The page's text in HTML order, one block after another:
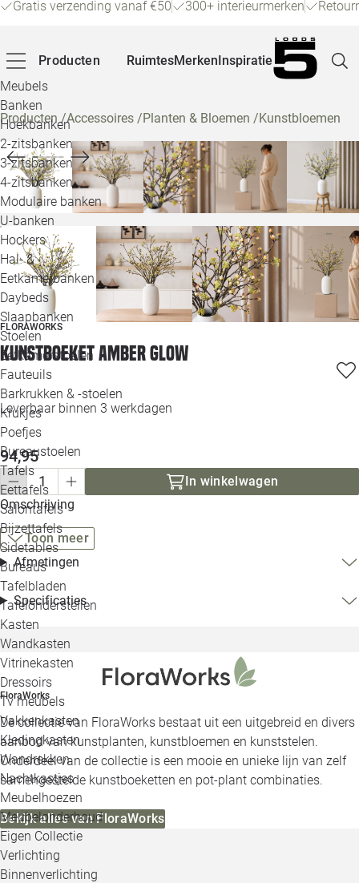
Gratis verzending vanaf €50 300+ interieurmerken
Producten
Meubels
Banken
Hoekbanken
2-zitsbanken
3-zitsbanken
4-zitsbanken
Modulaire banken
U-banken
Hockers
Hal- &
Eetkamerbanken
Daybeds
Slaapbanken
Stoelen
Eetkamerstoelen
Fauteuils
Barkrukken & -stoelen
Krukjes
Poefjes
Bureaustoelen
Tafels
Eettafels
Salontafels
Bijzettafels
Sidetables
Bureaus
Tafelbladen
Tafelonderstellen
Kasten
Wandkasten
Vitrinekasten
Dressoirs
Tv meubels
Vakkenkasten
Kledingkasten
Wandrekken
Nachtkastjes
Meubelhoezen
Meubelonderhoud
Eigen Collectie
Verlichting
Binnenverlichting
RuimtesMerkenInspiratie
Alle
Producten/Accessoires /Planten & Bloemen /Kunstbloemen
FLORAWORKS
Kunstboeket Amber Glow
Leverbaar binnen 3 werkdagen
94,95
In winkelwagen
Omschrijving
Toon meer
Afmetingen
Specificaties
FloraWorks
De collectie van FloraWorks bestaat uit een uitgebreid en divers
aanbod van kunstplanten, kunstbloemen en kunststelen.
Onderdeel van de collectie is een mooie en unieke lijn van zelf
samengestelde kunstboeketten en pot-plant combinaties.
Bekijk alles van FloraWorks